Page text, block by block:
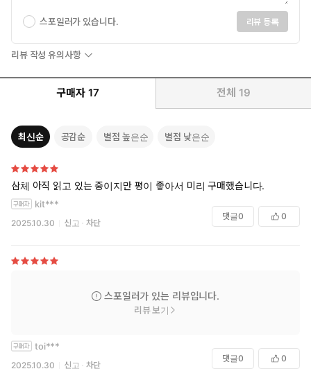
스포일러가 있습니다. 리뷰 등록
리뷰 작성 유의사항
구매자 17 전체 19
최신순 공감순 별점 높은순 별점 낮은순
삼체 아직 읽고 있는 중이지만 평이 좋아서 미리 구매했습니다.
kit***
2025.10.30 신고 차단
댓글0 0
스포일러가 있는 리뷰입니다.
리뷰 보기
toi***
2025.10.30 신고 차단
댓글0 0